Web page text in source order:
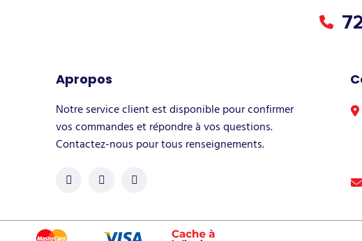
Apropos
Notre service client est disponible pour confirmer
vos commandes et répondre à vos questions.
Contactez-nous pour tous renseignements.